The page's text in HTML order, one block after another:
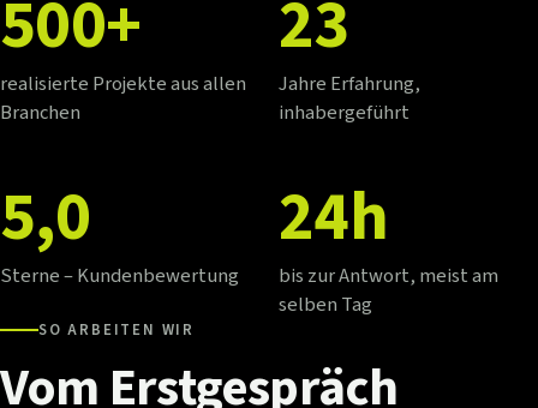
500+
realisierte Projekte aus allen
Branchen
23
Jahre Erfahrung,
inhabergeführt
5,0
Sterne – Kundenbewertung
24h
bis zur Antwort, meist am
selben Tag
SO ARBEITEN WIR
Vom Erstgespräch